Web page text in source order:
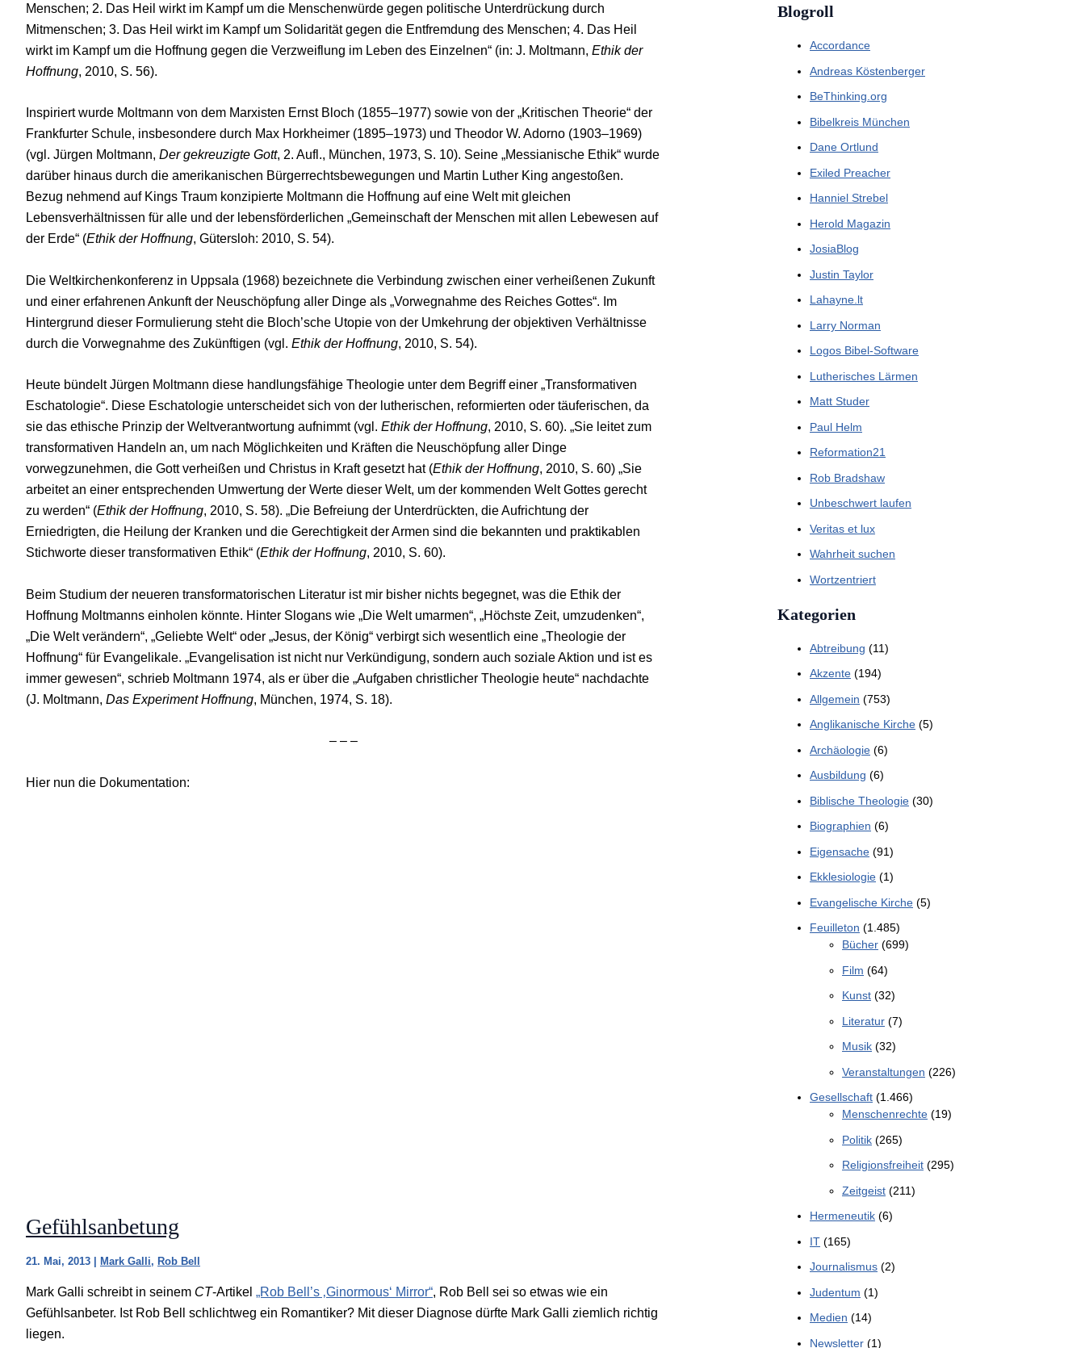
Menschen; 2. Das Heil wirkt im Kampf um die Menschenwürde gegen politische Unterdrückung durch
Mitmenschen; 3. Das Heil wirkt im Kampf um Solidarität gegen die Entfremdung des Menschen; 4. Das Heil
wirkt im Kampf um die Hoffnung gegen die Verzweiflung im Leben des Einzelnen“ (in: J. Moltmann, Ethik der
Hoffnung, 2010, S. 56).
Inspiriert wurde Moltmann von dem Marxisten Ernst Bloch (1855–1977) sowie von der „Kritischen Theorie“ der
Frankfurter Schule, insbesondere durch Max Horkheimer (1895–1973) und Theodor W. Adorno (1903–1969)
(vgl. Jürgen Moltmann, Der gekreuzigte Gott, 2. Aufl., München, 1973, S. 10). Seine „Messianische Ethik“ wurde
darüber hinaus durch die amerikanischen Bürgerrechtsbewegungen und Martin Luther King angestoßen.
Bezug nehmend auf Kings Traum konzipierte Moltmann die Hoffnung auf eine Welt mit gleichen
Lebensverhältnissen für alle und der lebensförderlichen „Gemeinschaft der Menschen mit allen Lebewesen auf
der Erde“ (Ethik der Hoffnung, Gütersloh: 2010, S. 54).
Die Weltkirchenkonferenz in Uppsala (1968) bezeichnete die Verbindung zwischen einer verheißenen Zukunft
und einer erfahrenen Ankunft der Neuschöpfung aller Dinge als „Vorwegnahme des Reiches Gottes“. Im
Hintergrund dieser Formulierung steht die Bloch’sche Utopie von der Umkehrung der objektiven Verhältnisse
durch die Vorwegnahme des Zukünftigen (vgl. Ethik der Hoffnung, 2010, S. 54).
Heute bündelt Jürgen Moltmann diese handlungsfähige Theologie unter dem Begriff einer „Transformativen
Eschatologie“. Diese Eschatologie unterscheidet sich von der lutherischen, reformierten oder täuferischen, da
sie das ethische Prinzip der Weltverantwortung aufnimmt (vgl. Ethik der Hoffnung, 2010, S. 60). „Sie leitet zum
transformativen Handeln an, um nach Möglichkeiten und Kräften die Neuschöpfung aller Dinge
vorwegzunehmen, die Gott verheißen und Christus in Kraft gesetzt hat (Ethik der Hoffnung, 2010, S. 60) „Sie
arbeitet an einer entsprechenden Umwertung der Werte dieser Welt, um der kommenden Welt Gottes gerecht
zu werden“ (Ethik der Hoffnung, 2010, S. 58). „Die Befreiung der Unterdrückten, die Aufrichtung der
Erniedrigten, die Heilung der Kranken und die Gerechtigkeit der Armen sind die bekannten und praktikablen
Stichworte dieser transformativen Ethik“ (Ethik der Hoffnung, 2010, S. 60).
Beim Studium der neueren transformatorischen Literatur ist mir bisher nichts begegnet, was die Ethik der
Hoffnung Moltmanns einholen könnte. Hinter Slogans wie „Die Welt umarmen“, „Höchste Zeit, umzudenken“,
„Die Welt verändern“, „Geliebte Welt“ oder „Jesus, der König“ verbirgt sich wesentlich eine „Theologie der
Hoffnung“ für Evangelikale. „Evangelisation ist nicht nur Verkündigung, sondern auch soziale Aktion und ist es
immer gewesen“, schrieb Moltmann 1974, als er über die „Aufgaben christlicher Theologie heute“ nachdachte
(J. Moltmann, Das Experiment Hoffnung, München, 1974, S. 18).
– – –
Hier nun die Dokumentation:
Gefühlsanbetung
21. Mai, 2013 Mark Galli, Rob Bell
Mark Galli schreibt in seinem CT-Artikel „Rob Bell’s ‚Ginormous‘ Mirror“, Rob Bell sei so etwas wie ein
Gefühlsanbeter. Ist Rob Bell schlichtweg ein Romantiker? Mit dieser Diagnose dürfte Mark Galli ziemlich richtig
liegen.
Blogroll
Accordance
Andreas Köstenberger
BeThinking.org
Bibelkreis München
Dane Ortlund
Exiled Preacher
Hanniel Strebel
Herold Magazin
JosiaBlog
Justin Taylor
Lahayne.lt
Larry Norman
Logos Bibel-Software
Lutherisches Lärmen
Matt Studer
Paul Helm
Reformation21
Rob Bradshaw
Unbeschwert laufen
Veritas et lux
Wahrheit suchen
Wortzentriert
Kategorien
Abtreibung (11)
Akzente (194)
Allgemein (753)
Anglikanische Kirche (5)
Archäologie (6)
Ausbildung (6)
Biblische Theologie (30)
Biographien (6)
Eigensache (91)
Ekklesiologie (1)
Evangelische Kirche (5)
Feuilleton (1.485)
Bücher (699)
Film (64)
Kunst (32)
Literatur (7)
Musik (32)
Veranstaltungen (226)
Gesellschaft (1.466)
Menschenrechte (19)
Politik (265)
Religionsfreiheit (295)
Zeitgeist (211)
Hermeneutik (6)
IT (165)
Journalismus (2)
Judentum (1)
Medien (14)
Newsletter (1)